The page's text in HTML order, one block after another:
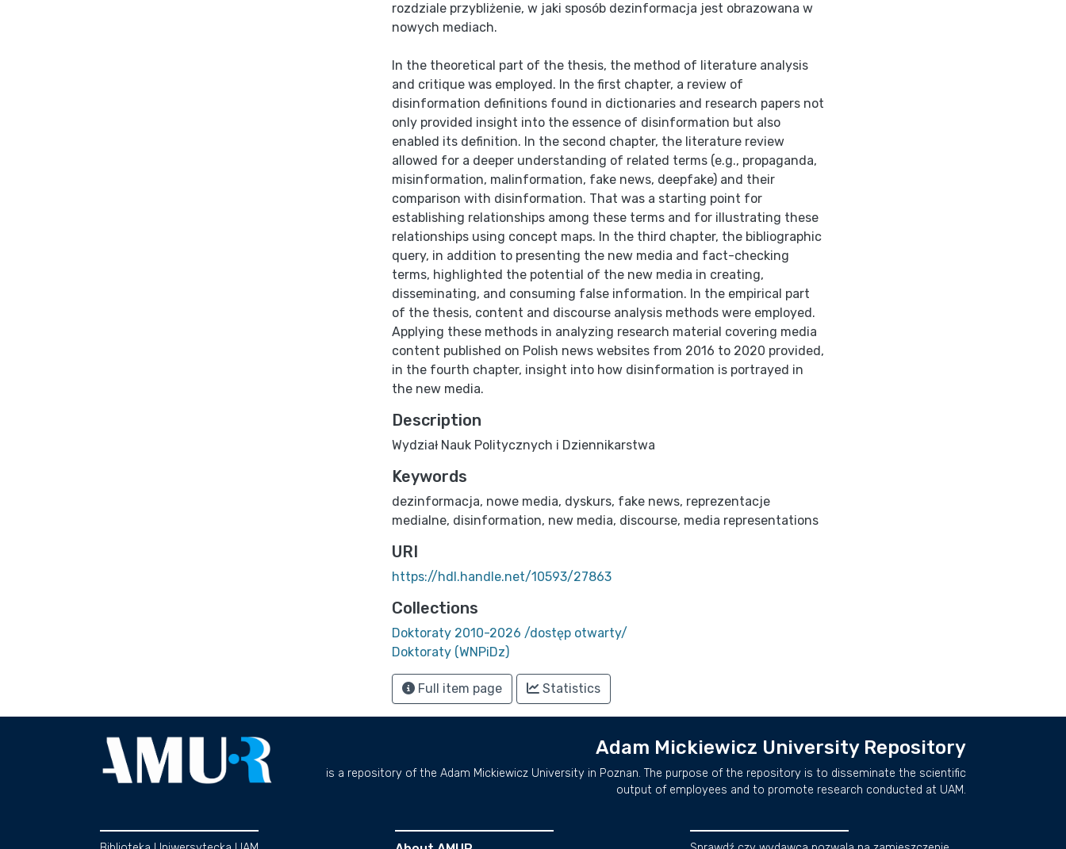
rozdziale przybliżenie, w jaki sposób dezinformacja jest obrazowana w
nowych mediach.
In the theoretical part of the thesis, the method of literature analysis
and critique was employed. In the first chapter, a review of
disinformation definitions found in dictionaries and research papers not
only provided insight into the essence of disinformation but also
enabled its definition. In the second chapter, the literature review
allowed for a deeper understanding of related terms (e.g., propaganda,
misinformation, malinformation, fake news, deepfake) and their
comparison with disinformation. That was a starting point for
establishing relationships among these terms and for illustrating these
relationships using concept maps. In the third chapter, the bibliographic
query, in addition to presenting the new media and fact-checking
terms, highlighted the potential of the new media in creating,
disseminating, and consuming false information. In the empirical part
of the thesis, content and discourse analysis methods were employed.
Applying these methods in analyzing research material covering media
content published on Polish news websites from 2016 to 2020 provided,
in the fourth chapter, insight into how disinformation is portrayed in
the new media.
Description
Wydział Nauk Politycznych i Dziennikarstwa
Keywords
dezinformacja, nowe media, dyskurs, fake news, reprezentacje
medialne, disinformation, new media, discourse, media representations
URI
https://hdl.handle.net/10593/27863
Collections
Doktoraty 2010-2026 /dostęp otwarty/
Doktoraty (WNPiDz)
Full item page Statistics
Adam Mickiewicz University Repository
is a repository of the Adam Mickiewicz University in Poznan. The purpose of the repository is to disseminate the scientific
output of employees and to promote research conducted at UAM.